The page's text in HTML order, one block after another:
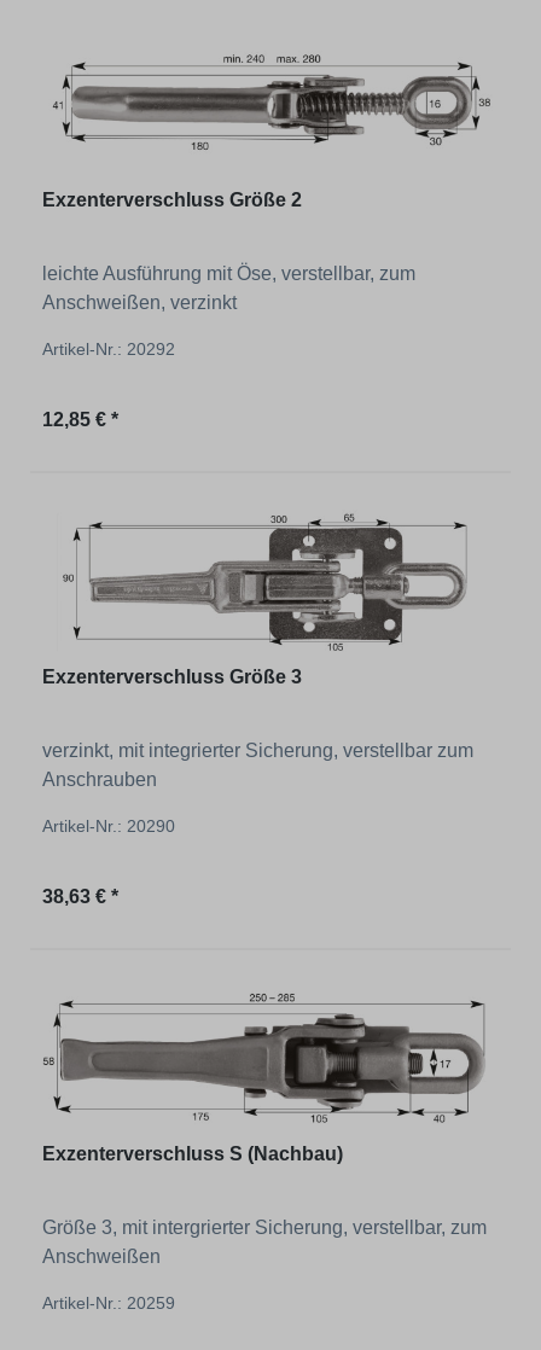
Exzenterverschluss Größe 2
leichte Ausführung mit Öse, verstellbar, zum
Anschweißen, verzinkt
Artikel-Nr.: 20292
Regulärer Preis:
12,85 € *
Exzenterverschluss Größe 3
verzinkt, mit integrierter Sicherung, verstellbar zum
Anschrauben
Artikel-Nr.: 20290
Regulärer Preis:
38,63 € *
Exzenterverschluss S (Nachbau)
Größe 3, mit intergrierter Sicherung, verstellbar, zum
Anschweißen
Artikel-Nr.: 20259